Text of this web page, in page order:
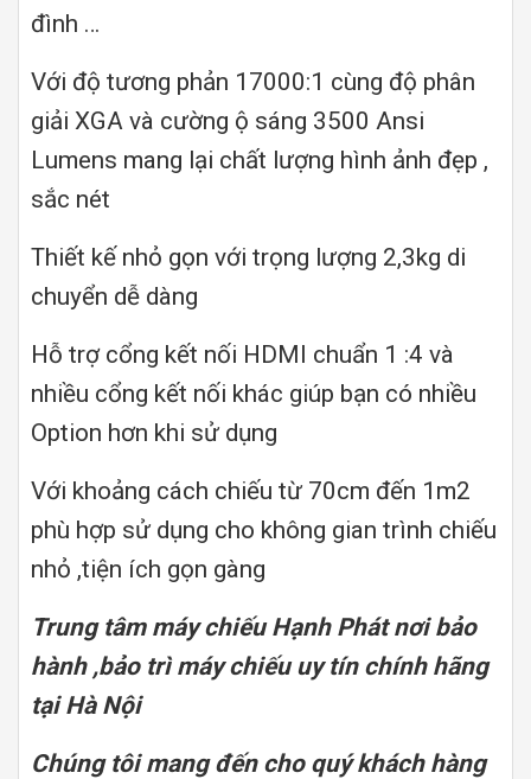
đình …
Với độ tương phản 17000:1 cùng độ phân
giải XGA và cường ộ sáng 3500 Ansi
Lumens mang lại chất lượng hình ảnh đẹp ,
sắc nét
Thiết kế nhỏ gọn với trọng lượng 2,3kg di
chuyển dễ dàng
Hỗ trợ cổng kết nối HDMI chuẩn 1 :4 và
nhiều cổng kết nối khác giúp bạn có nhiều
Option hơn khi sử dụng
Với khoảng cách chiếu từ 70cm đến 1m2
phù hợp sử dụng cho không gian trình chiếu
nhỏ ,tiện ích gọn gàng
Trung tâm máy chiếu Hạnh Phát nơi bảo
hành ,bảo trì máy chiếu uy tín chính hãng
tại Hà Nội
Chúng tôi mang đến cho quý khách hàng